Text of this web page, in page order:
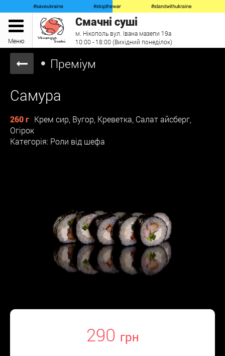
Меню
Смачні суші
м. Нікополь вул. Івана мазепи 19а
10:00 - 18:00 (Вихідний понеділок)
Преміум
Самура
260 г Крем сир, Вугор, Креветка, Салат айсберг,
Огірок
Категорія: Роли від шефа
290